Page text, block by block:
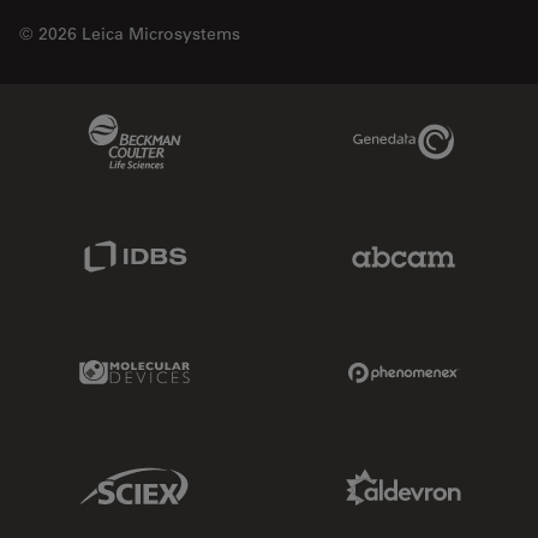
© 2026 Leica Microsystems
Genedata Link
Molecular Devices Link
Sciex Link